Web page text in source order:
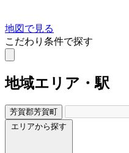
地図で見る
こだわり条件で探す
地域エリア・駅
芳賀郡芳賀町
エリアから探す